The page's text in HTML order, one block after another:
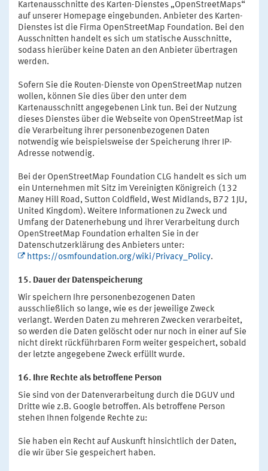
Kartenausschnitte des Karten-Dienstes „OpenStreetMaps“
auf unserer Homepage eingebunden. Anbieter des Karten-
Dienstes ist die Firma OpenStreetMap Foundation. Bei den
Ausschnitten handelt es sich um statische Ausschnitte,
sodass hierüber keine Daten an den Anbieter übertragen
werden.
Sofern Sie die Routen-Dienste von OpenStreetMap nutzen
wollen, können Sie dies über den unter dem
Kartenausschnitt angegebenen Link tun. Bei der Nutzung
dieses Dienstes über die Webseite von OpenStreetMap ist
die Verarbeitung ihrer personenbezogenen Daten
notwendig wie beispielsweise der Speicherung Ihrer IP-
Adresse notwendig.
Bei der OpenStreetMap Foundation CLG handelt es sich um
ein Unternehmen mit Sitz im Vereinigten Königreich (132
Maney Hill Road, Sutton Coldfield, West Midlands, B72 1JU,
United Kingdom). Weitere Informationen zu Zweck und
Umfang der Datenerhebung und ihrer Verarbeitung durch
OpenStreetMap Foundation erhalten Sie in der
Datenschutzerklärung des Anbieters unter:
https://osmfoundation.org/wiki/Privacy_Policy.
15. Dauer der Datenspeicherung
Wir speichern Ihre personenbezogenen Daten
ausschließlich so lange, wie es der jeweilige Zweck
verlangt. Werden Daten zu mehreren Zwecken verarbeitet,
so werden die Daten gelöscht oder nur noch in einer auf Sie
nicht direkt rückführbaren Form weiter gespeichert, sobald
der letzte angegebene Zweck erfüllt wurde.
16. Ihre Rechte als betroffene Person
Sie sind von der Datenverarbeitung durch die DGUV und
Dritte wie z.B. Google betroffen. Als betroffene Person
stehen Ihnen folgende Rechte zu:
Sie haben ein Recht auf Auskunft hinsichtlich der Daten,
die wir über Sie gespeichert haben.